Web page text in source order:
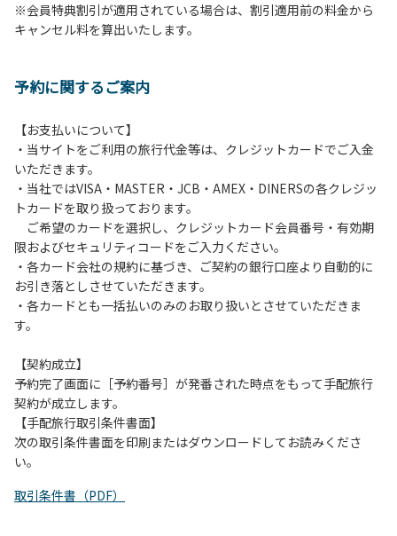
・キャンプサイトでは、車のエンジンを停止してください。
・場内での制限速度は10㎞/h以下です。
用）はお止めください。
自己管理責任とさせていただきます。
※会員特典割引が適用されている場合は、割引適用前の料金から
キャンセル料を算出いたします。
予約に関するご案内
【お支払いについて】
・当サイトをご利用の旅行代金等は、クレジットカードでご入金
いただきます。
・当社ではVISA・MASTER・JCB・AMEX・DINERSの各クレジッ
トカードを取り扱っております。
ご希望のカードを選択し、クレジットカード会員番号・有効期
限およびセキュリティコードをご入力ください。
・各カード会社の規約に基づき、ご契約の銀行口座より自動的に
お引き落としさせていただきます。
・各カードとも一括払いのみのお取り扱いとさせていただきま
す。
【契約成立】
予約完了画面に［予約番号］が発番された時点をもって手配旅行
契約が成立します。
【手配旅行取引条件書面】
次の取引条件書面を印刷またはダウンロードしてお読みくださ
い。
取引条件書（PDF）